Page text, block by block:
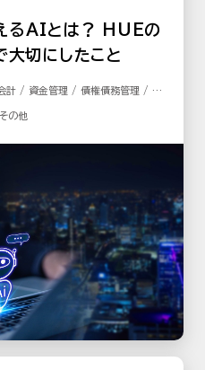
るAIとは？ HUEの
大切にしたこと
計 / 資金管理 / 債権債務管理 / 固
/ 固定資産 / リース資産管理 / 経費
の他